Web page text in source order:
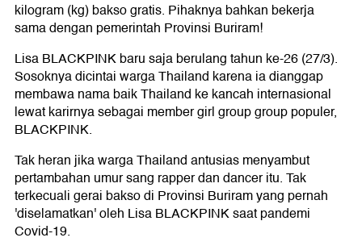
kilogram (kg) bakso gratis. Pihaknya bahkan bekerja
sama dengan pemerintah Provinsi Buriram!
Lisa BLACKPINK baru saja berulang tahun ke-26 (27/3).
Sosoknya dicintai warga Thailand karena ia dianggap
membawa nama baik Thailand ke kancah internasional
lewat karirnya sebagai member girl group group populer,
BLACKPINK.
Tak heran jika warga Thailand antusias menyambut
pertambahan umur sang rapper dan dancer itu. Tak
terkecuali gerai bakso di Provinsi Buriram yang pernah
'diselamatkan' oleh Lisa BLACKPINK saat pandemi
Covid-19.